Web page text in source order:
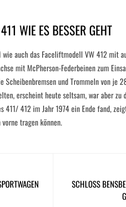
WIE ES BESSER GEHT
auch das Faceliftmodell VW 412 mit
mit McPherson-Federbeinen zum
Scheibenbremsen und Trommeln von je
erscheint heute seltsam, war aber zu
412 im Jahr 1974 ein Ende fand,
tragen können.
SCHLOSS